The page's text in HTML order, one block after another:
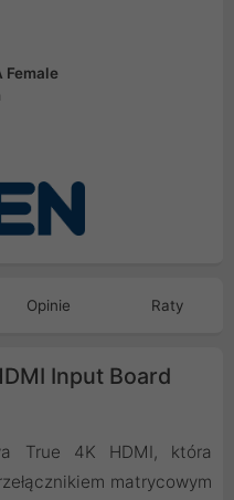
Female
Opinie Raty
Input Board
True 4K HDMI, która
matrycowym